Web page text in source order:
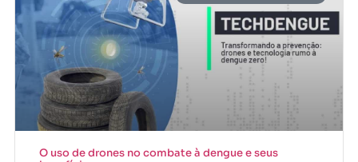
O uso de drones no combate à dengue e seus